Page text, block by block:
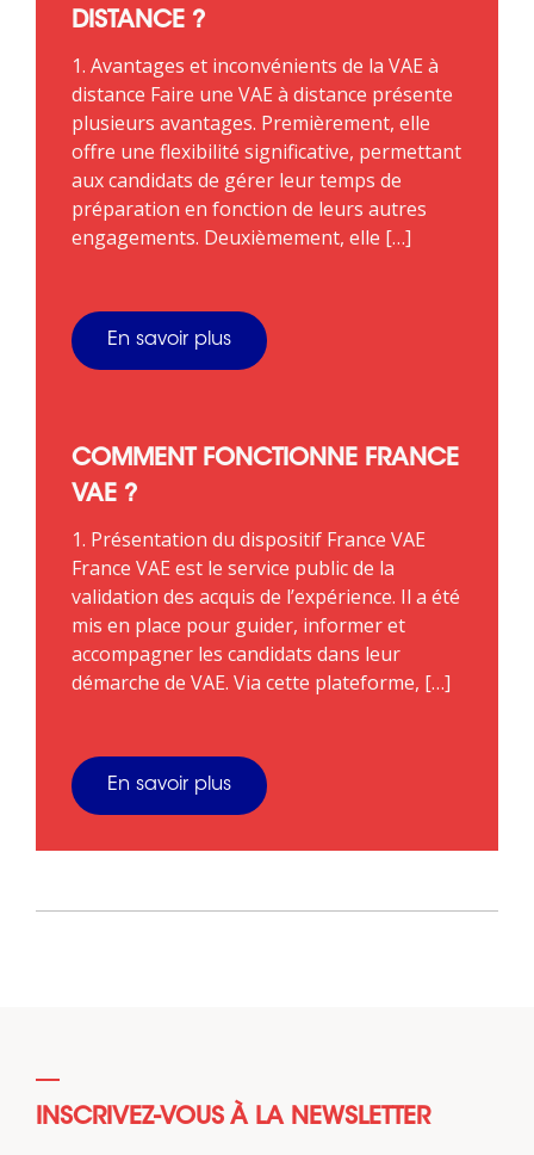
DISTANCE ?
1. Avantages et inconvénients de la VAE à
distance Faire une VAE à distance présente
plusieurs avantages. Premièrement, elle
offre une flexibilité significative, permettant
aux candidats de gérer leur temps de
préparation en fonction de leurs autres
engagements. Deuxièmement, elle […]
En savoir plus
COMMENT FONCTIONNE FRANCE
VAE ?
1. Présentation du dispositif France VAE
France VAE est le service public de la
validation des acquis de l’expérience. Il a été
mis en place pour guider, informer et
accompagner les candidats dans leur
démarche de VAE. Via cette plateforme, […]
En savoir plus
INSCRIVEZ-VOUS À LA NEWSLETTER